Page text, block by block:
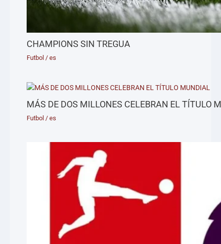
CHAMPIONS SIN TREGUA
Futbol /es
MÁS DE DOS MILLONES CELEBRAN EL TÍTULO
Futbol /es